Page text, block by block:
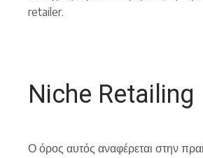
retailer.
Niche Retailing
Ο όρος αυτός αναφέρεται στην